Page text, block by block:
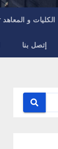
الكليات و المعاهد
إتصل بنا